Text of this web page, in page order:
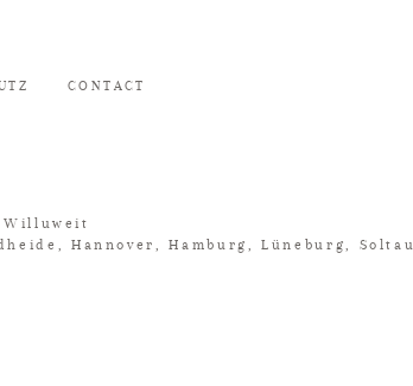
CONTACT
Willuweit
Hannover, Hamburg, Lüneburg, Soltau